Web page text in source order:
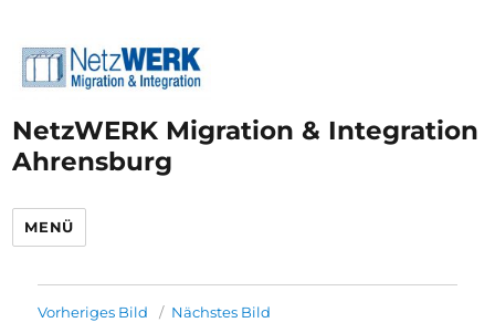
NetzWERK Migration & Integration
Ahrensburg
MENÜ
Vorheriges Bild Nächstes Bild